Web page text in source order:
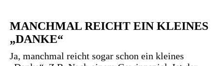
MANCHMAL REICHT EIN KLEINES
„DANKE“
Ja, manchmal reicht sogar schon ein kleines